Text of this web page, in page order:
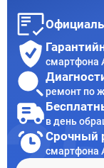
смартфона
ремонт по
в день
Срочный
смартфона